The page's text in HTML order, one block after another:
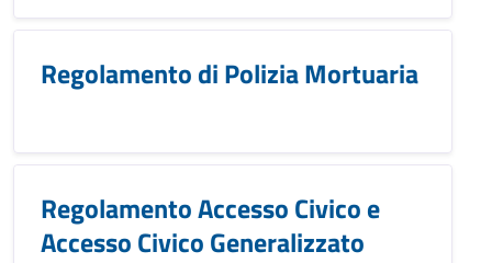
Regolamento di Polizia Mortuaria
Regolamento Accesso Civico e
Accesso Civico Generalizzato